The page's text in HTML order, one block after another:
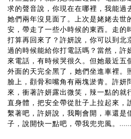
求的聲音說，你現在在哪裡，我能過
她們兩年沒見面了。上次是姥姥去世
安，帶走了一些小時候的東西。走的
打算再回來了？許妍說，你可以到北
過的時候能給你打電話嗎？當然，許
來電話，有時候哭很久。但她最近五
外面的天完全黑了，她們坐進車裡。
臉上，顴骨和嘴角有兩塊淤青。許妍
來，衝著許妍露出微笑，辣一點的就
直身體，把安全帶從肚子上拉起來，
繫著吧，許妍說，我剛會開，車還是
子，說開快一點吧，帶我兜兜風。......